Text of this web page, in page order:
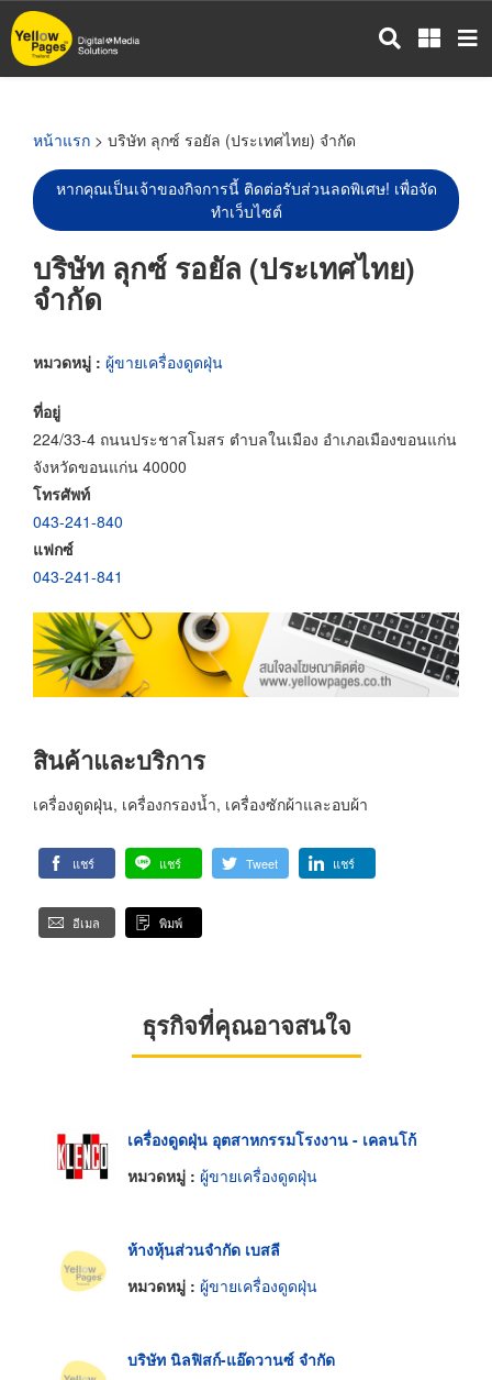
ข้าม
ไป
หน้าแรก > บริษัท ลุกซ์ รอยัล (ประเทศไทย) จำกัด
หากคุณเป็นเจ้าของกิจการนี้ ติดต่อรับส่วนลดพิเศษ! เพื่อจัด
ทำเว็บไซต์
บริษัท ลุกซ์ รอยัล (ประเทศไทย)
จำกัด
หมวดหมู่ : ผู้ขายเครื่องดูดฝุ่น
ที่อยู่
224/33-4 ถนนประชาสโมสร ตำบลในเมือง อำเภอเมืองขอนแก่น
จังหวัดขอนแก่น 40000
โทรศัพท์
043-241-840
แฟกซ์
043-241-841
สินค้าและบริการ
เครื่องดูดฝุ่น, เครื่องกรองน้ำ, เครื่องซักผ้าและอบผ้า
แชร์ แชร์ Tweet แชร์
อีเมล พิมพ์
ธุรกิจที่คุณอาจสนใจ
เครื่องดูดฝุ่น อุตสาหกรรมโรงงาน - เคลนโก้
หมวดหมู่ : ผู้ขายเครื่องดูดฝุ่น
ห้างหุ้นส่วนจำกัด เบสลี
หมวดหมู่ : ผู้ขายเครื่องดูดฝุ่น
บริษัท นิลฟิสก์-แอ๊ดวานซ์ จำกัด